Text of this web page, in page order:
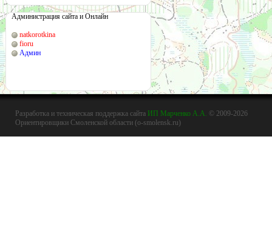
Администрация сайта и Онлайн
natkorotkina
fioru
Админ
Разработка и техническая поддержка сайта ИП Марченко А.А. © 2009-2026
Ориентировщики Смоленской области (o-smolensk.ru)